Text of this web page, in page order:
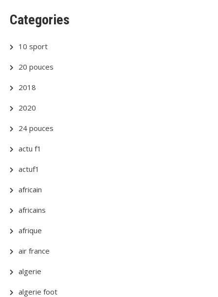
Categories
10 sport
20 pouces
2018
2020
24 pouces
actu f1
actuf1
africain
africains
afrique
air france
algerie
algerie foot